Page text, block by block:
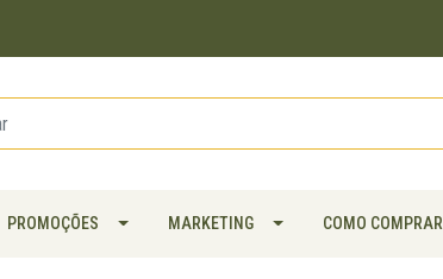
PROMOÇÕES MARKETING COMO COMPRAR